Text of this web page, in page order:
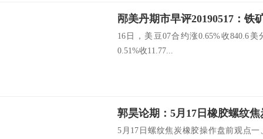
邴美丹期市早评20190517：铁
16日，美豆07合约涨0.65%收840.6
0.51%收11.77...
郭昊论期：5月17日橡胶螺纹
5月17日螺纹焦炭橡胶操作盘前观点